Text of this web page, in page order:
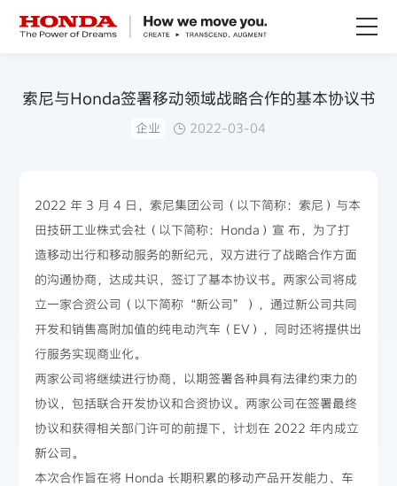
赛事运动
新闻资讯
索尼与Honda签署移动领域战略合作的基本协议书
企业 2022-03-04
2022 年 3 月 4 日，索尼集团公司（以下简称：索尼）与本
田技研工业株式会社（以下简称：Honda）宣 布，为了打
造移动出行和移动服务的新纪元，双方进行了战略合作方面
的沟通协商，达成共识，签订了基本协议书。两家公司将成
立一家合资公司（以下简称“新公司”），通过新公司共同
开发和销售高附加值的纯电动汽车（EV），同时还将提供出
行服务实现商业化。
两家公司将继续进行协商，以期签署各种具有法律约束力的
协议，包括联合开发协议和合资协议。两家公司在签署最终
协议和获得相关部门许可的前提下，计划在 2022 年内成立
新公司。
本次合作旨在将 Honda 长期积累的移动产品开发能力、车